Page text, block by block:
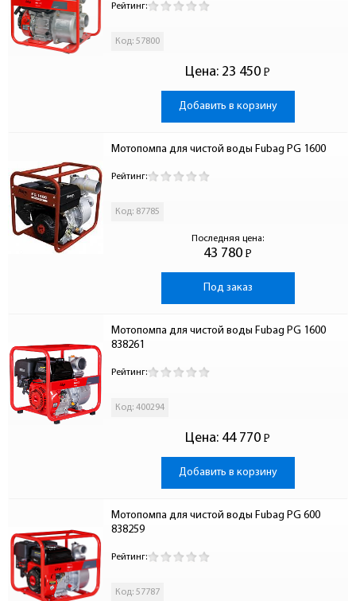
Рейтинг:
Код: 57800
Цена: 23 450 Р
-
Добавить в корзину
Мотопомпа для чистой воды Fubag PG 1600
Рейтинг:
Код: 87785
Последняя цена:
43 780 Р
-
Под заказ
Мотопомпа для чистой воды Fubag PG 1600
838261
Рейтинг:
Код: 400294
Цена: 44 770 Р
-
Добавить в корзину
Мотопомпа для чистой воды Fubag PG 600
838259
Рейтинг:
Код: 57787